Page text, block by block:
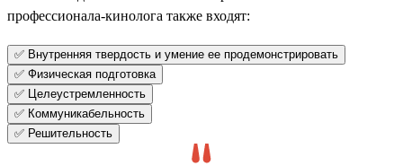
профессионала-кинолога также входят:
✅ Внутренняя твердость и умение ее продемонстрировать
✅ Физическая подготовка
✅ Целеустремленность
✅ Коммуникабельность
✅ Решительность